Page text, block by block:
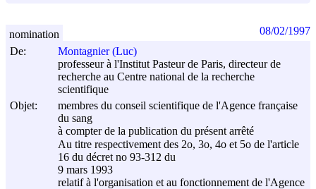
De:
Montagnier (Luc)
professeur à l'Institut Pasteur de Paris, directeur de
recherche au Centre national de la recherche
scientifique
Objet:
membres du conseil scientifique de l'Agence française
du sang
à compter de la publication du présent arrêté
Au titre respectivement des 2o, 3o, 4o et 5o de l'article
16 du décret no 93-312 du
9 mars 1993
relatif à l'organisation et au fonctionnement de l'Agence
nomination 08/02/1997